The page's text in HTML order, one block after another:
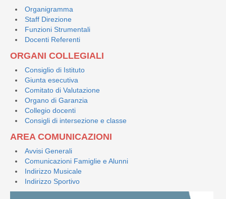
Organigramma
Staff Direzione
Funzioni Strumentali
Docenti Referenti
ORGANI COLLEGIALI
Consiglio di Istituto
Giunta esecutiva
Comitato di Valutazione
Organo di Garanzia
Collegio docenti
Consigli di intersezione e classe
AREA COMUNICAZIONI
Avvisi Generali
Comunicazioni Famiglie e Alunni
Indirizzo Musicale
Indirizzo Sportivo